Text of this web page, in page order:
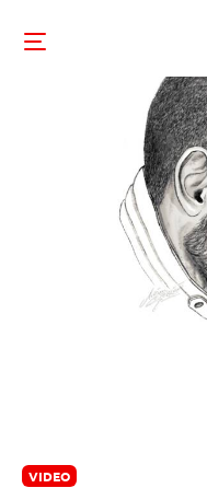
VIDEO